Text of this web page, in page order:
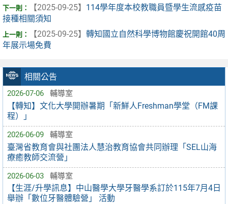
相關公告
2026-07-06 輔導室
【轉知】文化大學開辦暑期「新鮮人Freshman學堂（FM課
程）」
2026-06-09 輔導室
臺灣省教育會與社團法人慧治教育協會共同辦理「SEL山海
療癒教師交流營」
2026-06-03 輔導室
【生涯/升學訊息】中山醫學大學牙醫學系訂於115年7月4日
舉辦「數位牙醫體驗營」 活動
【2025-09-25】 114學年度本校教職員暨學生流感疫苗
接種相關須知
【2025-09-25】 轉知國立自然科學博物館慶祝開館40周
年展示場免費